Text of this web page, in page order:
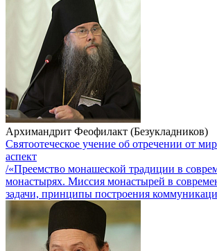
Архимандрит Феофилакт (Безукладников)
Святоотеческое учение об отречении от
аспект
/«Преемство монашеской традиции в
монастырях. Миссия монастырей в
задачи, принципы построения